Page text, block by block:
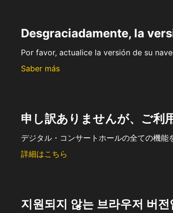
Desgraciadamente, la
Por favor, actualice la versión de su
Saber más
申し訳ありませんが、ご利
デジタル・コンサートホールの全ての機能
詳細はこちら
지원되지 않는 브라우저 버